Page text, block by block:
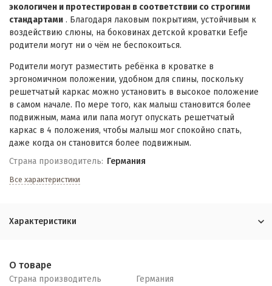
экологичен и протестирован в соответствии со строгими
стандартами . Благодаря лаковым покрытиям, устойчивым к
воздействию слюны, на боковинах детской кроватки Eefje
родители могут ни о чём не беспокоиться.
Родители могут разместить ребёнка в кроватке в
эргономичном положении, удобном для спины, поскольку
решетчатый каркас можно установить в высокое положение
в самом начале. По мере того, как малыш становится более
подвижным, мама или папа могут опускать решетчатый
каркас в 4 положения, чтобы малыш мог спокойно спать,
даже когда он становится более подвижным.
Страна производитель: Германия
Все характеристики
Характеристики
О товаре
Страна производитель Германия